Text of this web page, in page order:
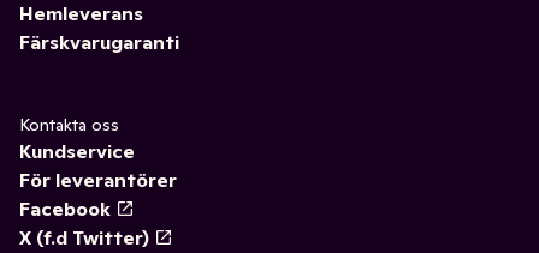
Hemleverans
Färskvarugaranti
Kontakta oss
Kundservice
För leverantörer
Facebook
X (f.d Twitter)